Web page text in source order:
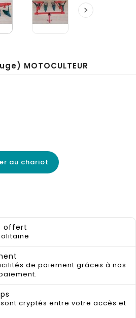

MOTOCULTEUR
au chariot
offert
de paiement grâces à nos
cryptés entre votre accès et